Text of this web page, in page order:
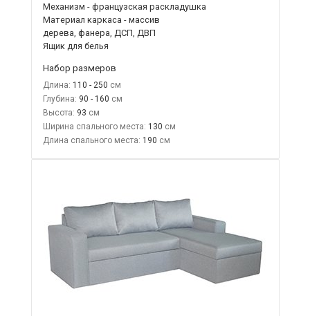
Механизм - французская раскладушка
Материал каркаса - массив
дерева, фанера, ДСП, ДВП
Ящик для белья
Набор размеров
Длина: 110 - 250
Глубина: 90 - 160
Высота: 93
Ширина спального места: 130
Длина спального места: 190